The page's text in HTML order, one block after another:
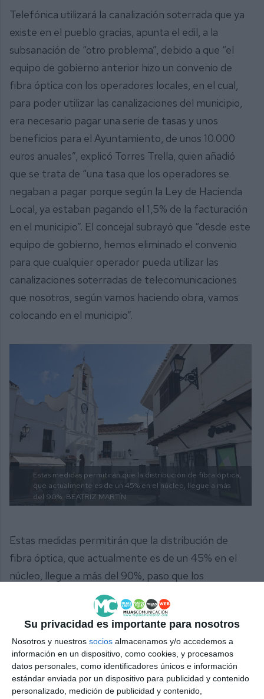
Su privacidad es importante para nosotros
Nosotros y nuestros socios almacenamos y/o accedemos a
información en un dispositivo, como cookies, y procesamos
datos personales, como identificadores únicos e información
estándar enviada por un dispositivo para publicidad y contenido
personalizado, medición de publicidad y contenido,
Telefónica utilizará la canalización soterrada que ya
existe en el pueblo gracias, apunta el edil, a la
subsanación de “otro problema”, debido a que “el
equipo de gobierno anterior hizo un convenio de
fibra óptica con los operadores locales, en el cual,
para poder utilizar las canalizaciones del municipio,
era necesario pagar una serie de tasas y unos
beneficios para el Ayuntamiento, de unos 10.000
euros anuales”, explicó Torres Trella, quien añadió
que se trata de “una tasa que los operadores se
negaban a pagar porque según la Ley de Hacienda
Local, ya estaban pagando el 1,5% de la facturación
en el municipio”. El concejal subrayó que “desde este
equipo de gobierno, hemos eliminado el convenio
para que cualquier operador pueda utilizar las
canalizaciones soterradas de telecomunicaciones
que nosotros, según vamos haciendo obra, vamos
colocando en el municipio”.
Estas medidas permitirán que la distribución de fibra óptica,
que actualmente es de un 45% en el núcleo, llegue a más
del 90%. BEATRIZ MARTÍN
Estas medidas permitirán que la distribución de
fibra óptica, que actualmente es de un 45% en el
núcleo, llegue a más del 90%, paso que los
ciudadanos pedían. “Muchos vecinos, simplemente
por ocio o por necesidades laborales, lo demandan.
Internet hoy en día es vital para poder subsistir,
incluso no solamente para los vecinos del pueblo,
sino para aquellos que trabajan a distancia, para
cualquier persona que venga de fuera y que quiera